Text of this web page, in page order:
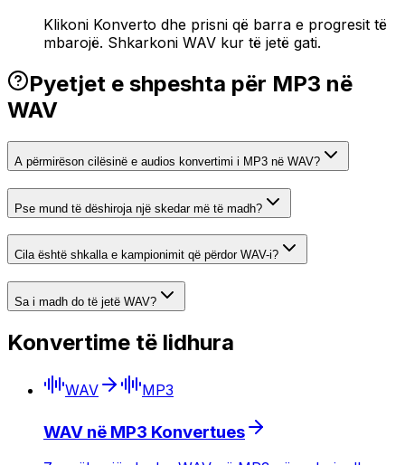
Klikoni Konverto dhe prisni që barra e progresit të
mbarojë. Shkarkoni WAV kur të jetë gati.
Pyetjet e shpeshta për MP3 në
WAV
A përmirëson cilësinë e audios konvertimi i MP3 në WAV?
Pse mund të dëshiroja një skedar më të madh?
Cila është shkalla e kampionimit që përdor WAV-i?
Sa i madh do të jetë WAV?
Konvertime të lidhura
WAV MP3
WAV në MP3 Konvertues